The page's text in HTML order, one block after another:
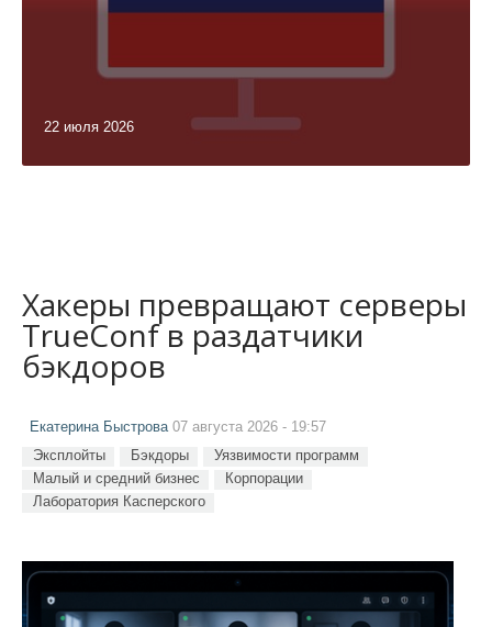
22 июля 2026
Хакеры превращают серверы
TrueConf в раздатчики
бэкдоров
Екатерина Быстрова07 августа 2026 - 19:57
Эксплойты Бэкдоры
Уязвимости программ
Малый и средний бизнес
Корпорации
Лаборатория Касперского